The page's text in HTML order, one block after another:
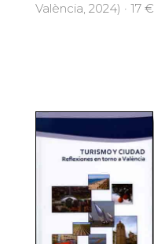
València, 2024) · 17 €